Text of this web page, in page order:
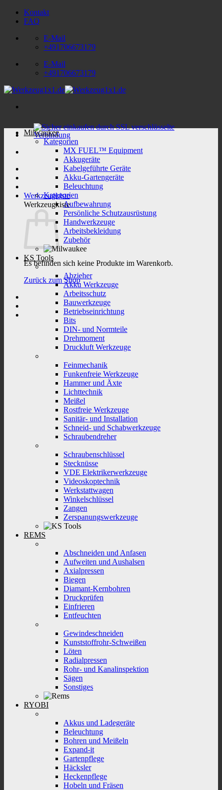
Zum
Inhalt
Kontakt
FAQ
E-Mail
+491706673179
E-Mail
+491706673179
Werkzeugkiste
Werkzeugkiste
Es befinden sich keine Produkte im Warenkorb.
Zurück zum Shop
Milwaukee
Kategorien
MX FUEL™ Equipment
Akkugeräte
Kabelgeführte Geräte
Akku-Gartengeräte
Beleuchtung
Kategorien
Aufbewahrung
Persönliche Schutzausrüstung
Handwerkzeuge
Arbeitsbekleidung
Zubehör
KS Tools
Abzieher
Akku Werkzeuge
Arbeitsschutz
Bauwerkzeuge
Betriebseinrichtung
Bits
DIN- und Normteile
Drehmoment
Druckluft Werkzeuge
Feinmechanik
Funkenfreie Werkzeuge
Hammer und Äxte
Lichttechnik
Meißel
Rostfreie Werkzeuge
Sanitär- und Installation
Schneid- und Schabwerkzeuge
Schraubendreher
Schraubenschlüssel
Stecknüsse
VDE Elektrikerwerkzeuge
Videoskoptechnik
Werkstattwagen
Winkelschlüssel
Zangen
Zerspanungswerkzeuge
REMS
Abschneiden und Anfasen
Aufweiten und Aushalsen
Axialpressen
Biegen
Diamant-Kernbohren
Druckprüfen
Einfrieren
Entfeuchten
Gewindeschneiden
Kunststoffrohr-Schweißen
Löten
Radialpressen
Rohr- und Kanalinspektion
Sägen
Sonstiges
RYOBI
Akkus und Ladegeräte
Beleuchtung
Bohren und Meißeln
Expand-it
Gartenpflege
Häcksler
Heckenpflege
Hobeln und Fräsen